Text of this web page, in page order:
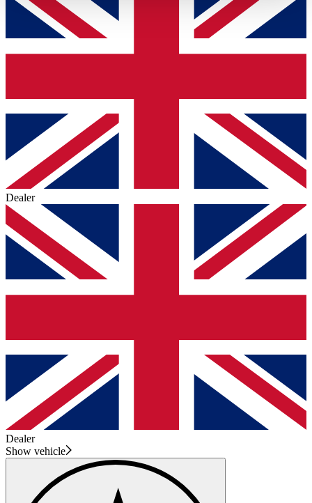
haben oder die sie im Rahmen Ihrer Nutzung der Dienste
gesammelt haben.
Datenschutzerklärung
Dealer
Dealer
Show vehicle